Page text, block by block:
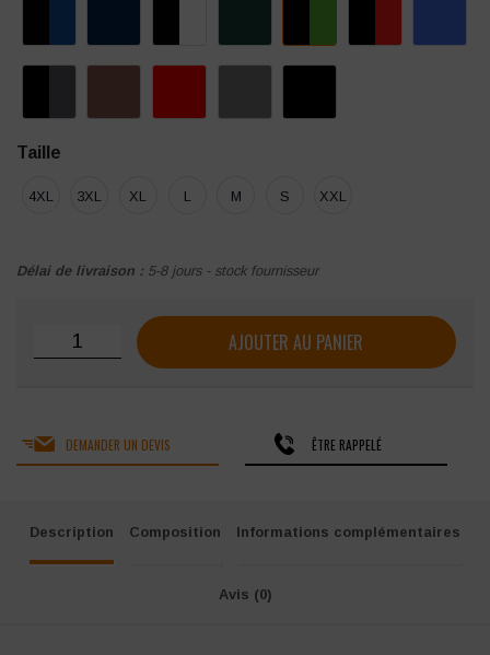
Taille
4XL 3XL XL L M S XXL
Délai de livraison : 5-8 jours - stock fournisseur
quantité de Micropolaire homme Pen Duick Arctic
AJOUTER AU PANIER
DEMANDER UN DEVIS ÊTRE RAPPELÉ
Description Composition Informations complémentaires
Avis (0)